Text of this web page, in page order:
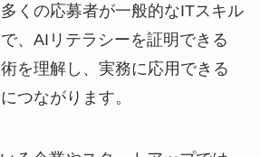
くの応募者が一般的なITスキル
、AIリテラシーを証明できる
を理解し、実務に応用できる
つながります。